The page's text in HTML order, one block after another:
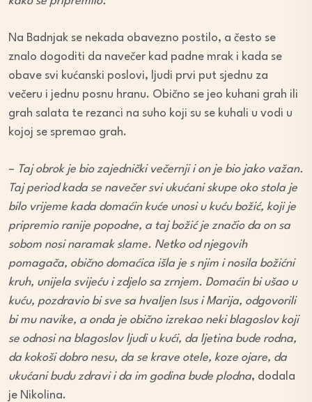
Na Badnjak se nekada obavezno postilo, a često se
znalo dogoditi da navečer kad padne mrak i kada se
obave svi kućanski poslovi, ljudi prvi put sjednu za
večeru i jednu posnu hranu. Obično se jeo kuhani grah ili
grah salata te rezanci na suho koji su se kuhali u vodi u
kojoj se spremao grah.
– Taj obrok je bio zajednički večernji i on je bio jako važan.
Taj period kada se navečer svi ukućani skupe oko stola je
bilo vrijeme kada domaćin kuće unosi u kuću božić, koji je
pripremio ranije popodne, a taj božić je značio da on sa
sobom nosi naramak slame. Netko od njegovih
pomagača, obično domaćica išla je s njim i nosila božićni
kruh, unijela svijeću i zdjelo sa zrnjem. Domaćin bi ušao u
kuću, pozdravio bi sve sa hvaljen Isus i Marija, odgovorili
bi mu navike, a onda je obično izrekao neki blagoslov koji
se odnosi na blagoslov ljudi u kući, da ljetina bude rodna,
da kokoši dobro nesu, da se krave otele, koze ojare, da
ukućani budu zdravi i da im godina bude plodna, dodala
je Nikolina.